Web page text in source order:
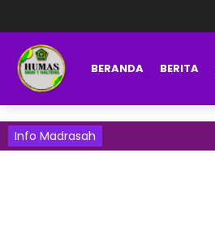
BERANDA BERITA
Info Madrasah